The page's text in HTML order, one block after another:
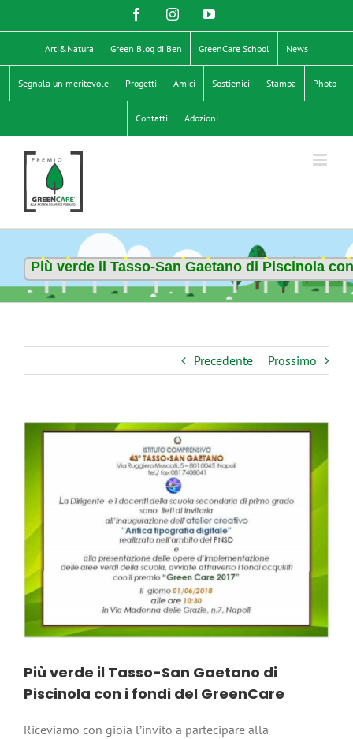
al
contenuto
FacebookInstagramYouTube
Arti&Natura Green Blog di Ben GreenCare School News
Segnala un meritevole Progetti Amici Sostienici Stampa Photo
Contatti Adozioni
Più verde il Tasso-San Gaetano di Piscinola
Precedente Prossimo
Ingrandisci
Più verde il Tasso-San Gaetano di
Piscinola con i fondi del GreenCare
Riceviamo con gioia l’invito a partecipare alla